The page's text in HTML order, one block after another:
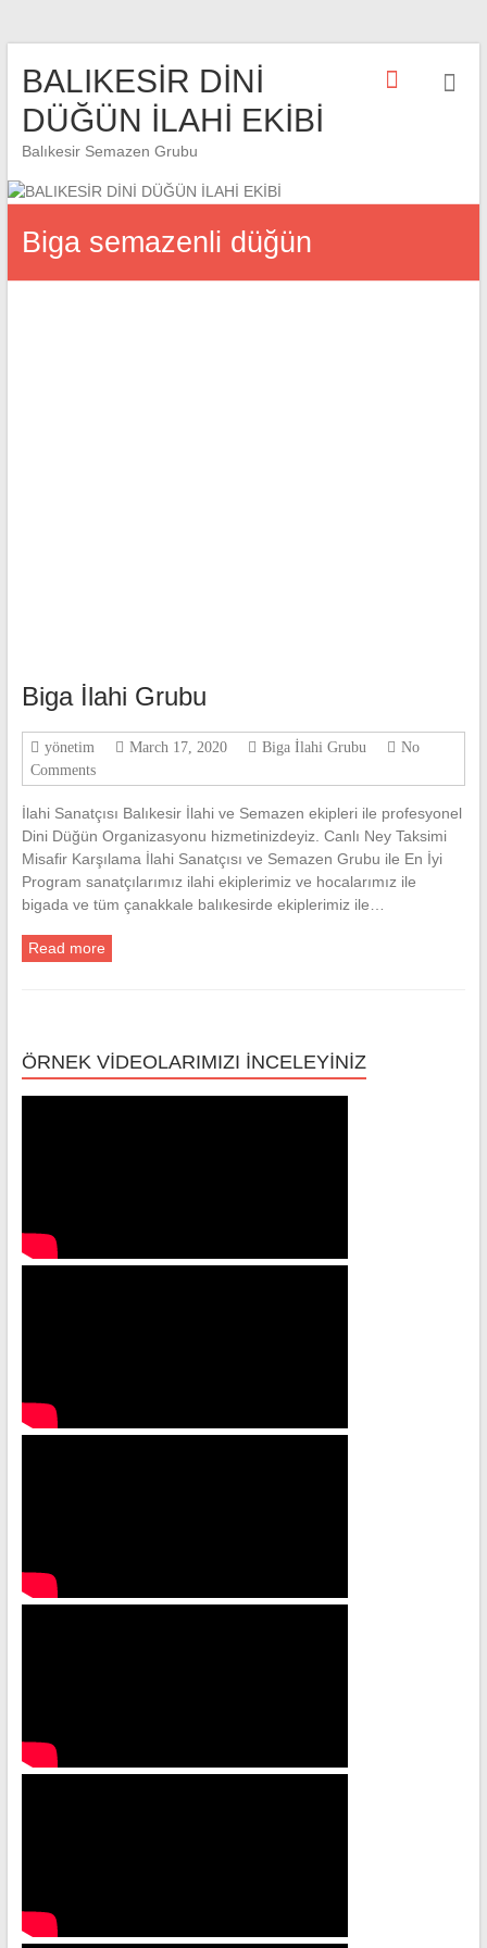
BALIKESİR DİNİ
DÜĞÜN İLAHİ EKİBİ
Balıkesir Semazen Grubu
Biga semazenli düğün
Biga İlahi Grubu
yönetim March 17, 2020 Biga İlahi Grubu
No
Comments
İlahi Sanatçısı Balıkesir İlahi ve Semazen ekipleri ile profesyonel
Dini Düğün Organizasyonu hizmetinizdeyiz. Canlı Ney Taksimi
Misafir Karşılama İlahi Sanatçısı ve Semazen Grubu ile En İyi
Program sanatçılarımız ilahi ekiplerimiz ve hocalarımız ile
bigada ve tüm çanakkale balıkesirde ekiplerimiz ile…
Read more
ÖRNEK VİDEOLARIMIZI İNCELEYİNİZ